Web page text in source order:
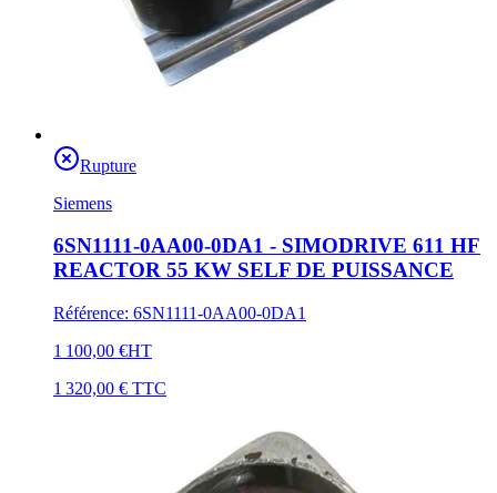
Rupture
Siemens
6SN1111-0AA00-0DA1 - SIMODRIVE 611 HF
REACTOR 55 KW SELF DE PUISSANCE
Référence: 6SN1111-0AA00-0DA1
1 100,00 €HT
1 320,00 € TTC